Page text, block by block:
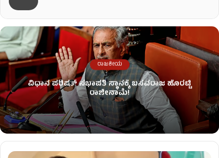
ರಾಜಕೀಯ
ವಿಧಾನ ಪರಿಷತ್ ಸಭಾಪತಿ ಸ್ಥಾನಕ್ಕೆ ಬಸವರಾಜ ಹೊರಟ್ಟಿ
ರಾಜೀನಾಮೆ!